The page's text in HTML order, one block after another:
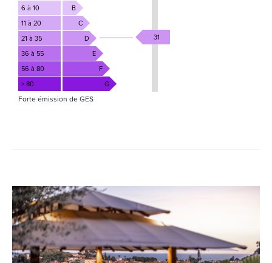
6 à 10
B
11 à 20
C
21 à 35
D
36 à 55
E
56 à 80
F
> 80
G
31
Forte émission de GES